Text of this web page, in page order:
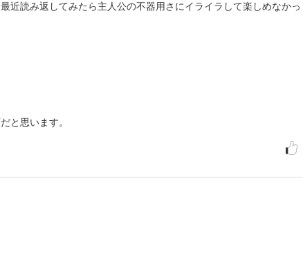
近読み返してみたら主人公の不器用さにイライラして楽しめなかっ
と思います。